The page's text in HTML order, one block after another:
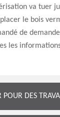
va tuer
le bois
de
les
DES